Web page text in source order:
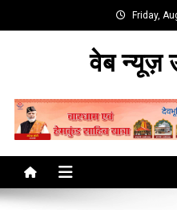
to
Friday,
वेब न्यूज़